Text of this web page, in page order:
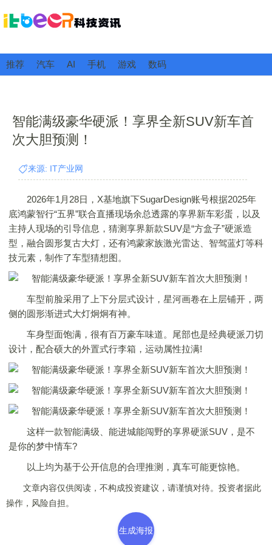
推荐 汽车 AI 手机 游戏 数码
智能满级豪华硬派！享界全新SUV新车首
次大胆预测！
来源: IT产业网
2026年1月28日，X基地旗下SugarDesign账号根据2025年
底鸿蒙智行“五界”联合直播现场余总透露的享界新车彩蛋，以及
主持人现场的引导信息，猜测享界新款SUV是“方盒子”硬派造
型，融合圆形复古大灯，还有鸿蒙家族激光雷达、智驾蓝灯等科
技元素，制作了车型猜想图。
车型前脸采用了上下分层式设计，星河画卷在上层铺开，两
侧的圆形渐进式大灯炯炯有神。
车身型面饱满，很有百万豪车味道。尾部也是经典硬派刀切
设计，配合硕大的外置式行李箱，运动属性拉满!
这样一款智能满级、能进城能闯野的享界硬派SUV，是不
是你的梦中情车?
以上均为基于公开信息的合理推测，真车可能更惊艳。
文章内容仅供阅读，不构成投资建议，请谨慎对待。投资者据此
操作，风险自担。
生成海报